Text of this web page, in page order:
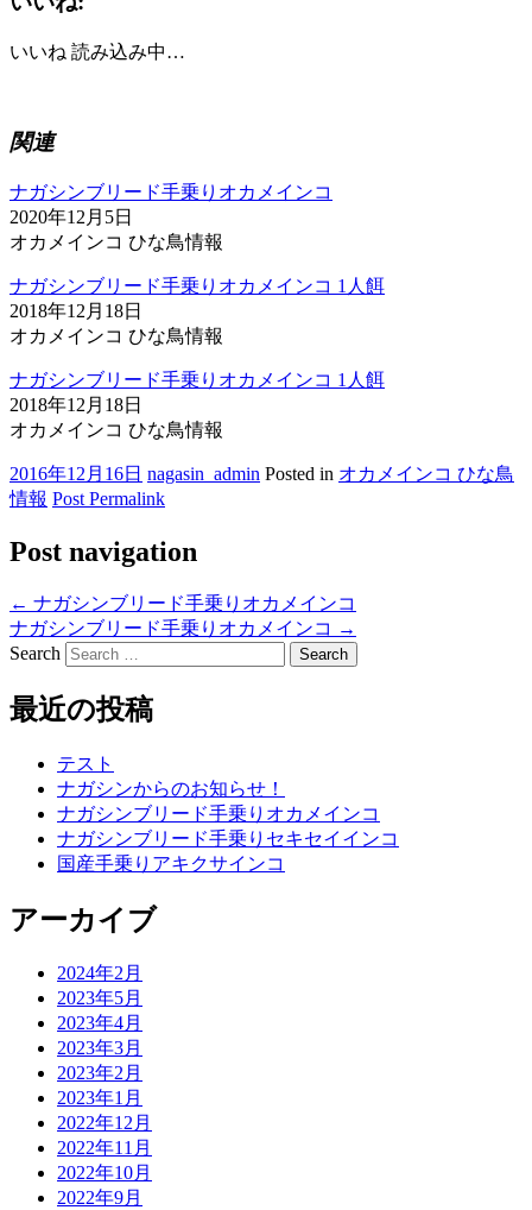
いいね 読み込み中…
関連
ナガシンブリード手乗りオカメインコ
2020年12月5日
オカメインコ ひな鳥情報
ナガシンブリード手乗りオカメインコ 1人餌
2018年12月18日
オカメインコ ひな鳥情報
ナガシンブリード手乗りオカメインコ 1人餌
2018年12月18日
オカメインコ ひな鳥情報
2016年12月16日 nagasin_admin Posted in オカメインコ ひな鳥
情報 Post Permalink
Post navigation
← ナガシンブリード手乗りオカメインコ
ナガシンブリード手乗りオカメインコ →
Search
最近の投稿
テスト
ナガシンからのお知らせ！
ナガシンブリード手乗りオカメインコ
ナガシンブリード手乗りセキセイインコ
国産手乗りアキクサインコ
アーカイブ
2024年2月
2023年5月
2023年4月
2023年3月
2023年2月
2023年1月
2022年12月
2022年11月
2022年10月
2022年9月